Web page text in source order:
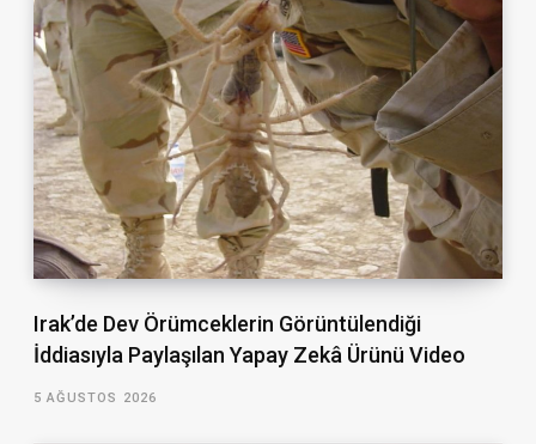
Irak’de Dev Örümceklerin Görüntülendiği
İddiasıyla Paylaşılan Yapay Zekâ Ürünü Video
5 AĞUSTOS 2026